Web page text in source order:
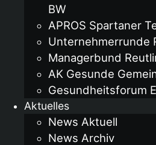
BW
APROS Spartaner
Unternehmerrunde
Managerbund
AK Gesunde
Gesundheitsforum
Aktuelles
News Aktuell
News Archiv